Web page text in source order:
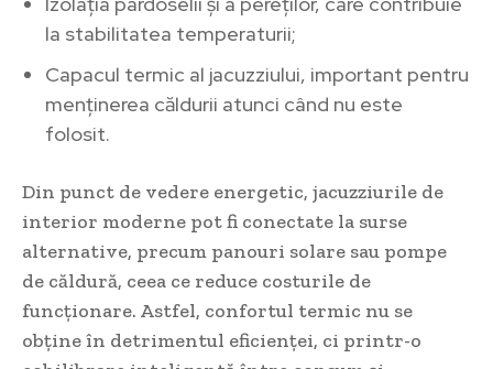
la stabilitatea temperaturii;
Capacul termic al jacuzziului, important pentru
menținerea căldurii atunci când nu este
folosit.
Din punct de vedere energetic, jacuzziurile de
interior moderne pot fi conectate la surse
alternative, precum panouri solare sau pompe
de căldură, ceea ce reduce costurile de
funcționare. Astfel, confortul termic nu se
obține în detrimentul eficienței, ci printr-o